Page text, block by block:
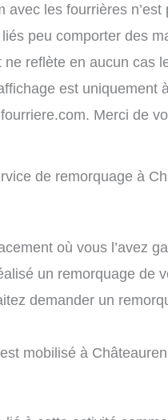
les fourrières
peu comporter des
reflète en aucun cas
est uniquement
Merci de
de remorquage à
où vous l’avez
un remorquage de
demander un
mobilisé à